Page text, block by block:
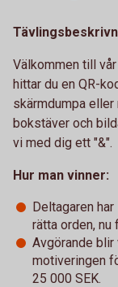
Välkommen till
hittar du en QR-
skärmdumpa
bokstäver och
vi med dig ett "&".
Hur man vinner:
Deltagaren
rätta orden, nu
Avgörande
motiveringen
25 000 SEK.